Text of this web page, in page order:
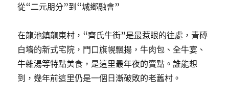
從“二元朋分”到“城鄉融會”
在龍池鎮龍東村，“齊氏牛街”是最惹眼的往處，青磚
白墻的新式宅院，門口旗幌飄揚，牛肉包、全牛宴、
牛雜湯等特點美食，是這里最年夜的賣點。誰能想
到，幾年前這里仍是一個日漸破敗的老舊村。